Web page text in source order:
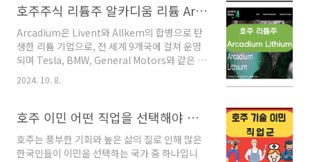
로 잘 알려져 있으며, 특히..
과 함께 빠르게 성장하고 있습니다. QPM은
Townsville Energy Chemicals Hub (TECH)
프로젝트를 통해 지속 가능한 방식으로 배터리
금속을 생산하고 있으며, 이는 전통적인 광물 처
리 방식보다 환경 영향을 줄이는 데 중점을 두고
있습니다. *공부목적의 포스팅으로 주식 매수/매
위치Queens..
호주주식 리튬주 알카디움 리튬 Arcadium Lithium (ASX: LTM)
Arcadium은 Livent와 Allkem의 합병으로 탄
생한 리튬 기업으로, 전 세계 9개국에 걸쳐 운영
되며 Tesla, BMW, General Motors와 같은 대
Tinto의 인수 제안으로 주목받고 있는
습니다. **공부 목적의 포스팅으로 주식 매수/매
도 추천이 아닙니다.** 호주주식 리튬주 알카디
움 리튬 Arcadium Lithium (ASX: LTM)현재
상황과 시장 위치 Arcadium Lithium은 리튬
2024. 10. 8.
호주 이민 어떤 직업을 선택해야 할까?
호주는 풍부한 기회와 높은 삶의 질로 인해 많은
한국인들이 이민을 선택하는 국가 중 하나입니